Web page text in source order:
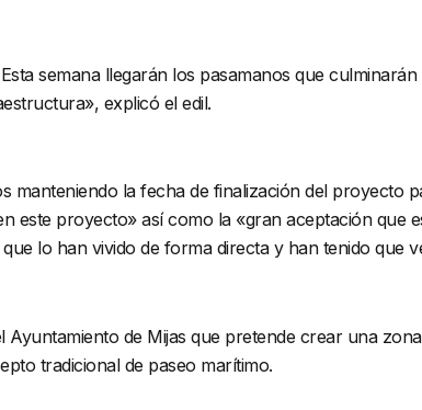
semana llegarán los pasamanos que
explicó el edil.
la fecha de finalización del proyecto
este proyecto» así como la «gran aceptación que
lo han vivido de forma directa y han tenido que
de Mijas que pretende crear una
tradicional de paseo marítimo.